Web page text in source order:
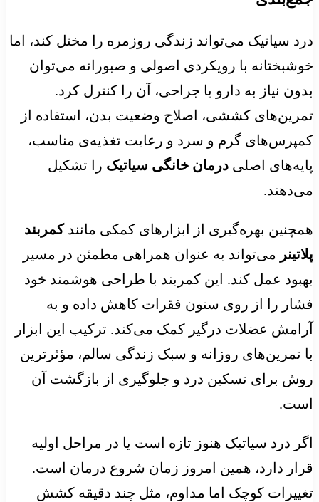
درد سیاتیک می‌تواند زندگی روزمره را مختل کند، اما
خوشبختانه با رویکردی اصولی و صبورانه می‌توان
بدون نیاز به دارو یا جراحی، آن را کنترل کرد.
تمرین‌های کششی، اصلاح وضعیت بدن، استفاده از
کمپرس‌های گرم و سرد و رعایت تغذیه‌ی مناسب،
پایه‌های اصلی درمان خانگی سیاتیک را تشکیل
می‌دهند.
همچنین بهره‌گیری از ابزارهای کمکی مانندکمربند
پلاتینر می‌تواند به عنوان همراهی مطمئن در مسیر
بهبود عمل کند. این کمربند با طراحی هوشمند خود
فشار را از روی ستون فقرات کاهش داده و به
آرامش عضلات درگیر کمک می‌کند. ترکیب این ابزار
با تمرین‌های روزانه و سبک زندگی سالم، مؤثرترین
روش برای تسکین درد و جلوگیری از بازگشت آن
است.
اگر درد سیاتیک هنوز تازه است یا در مراحل اولیه
قرار دارد، همین امروز زمان شروع درمان است.
تغییرات کوچک اما مداوم، مثل چند دقیقه کشش